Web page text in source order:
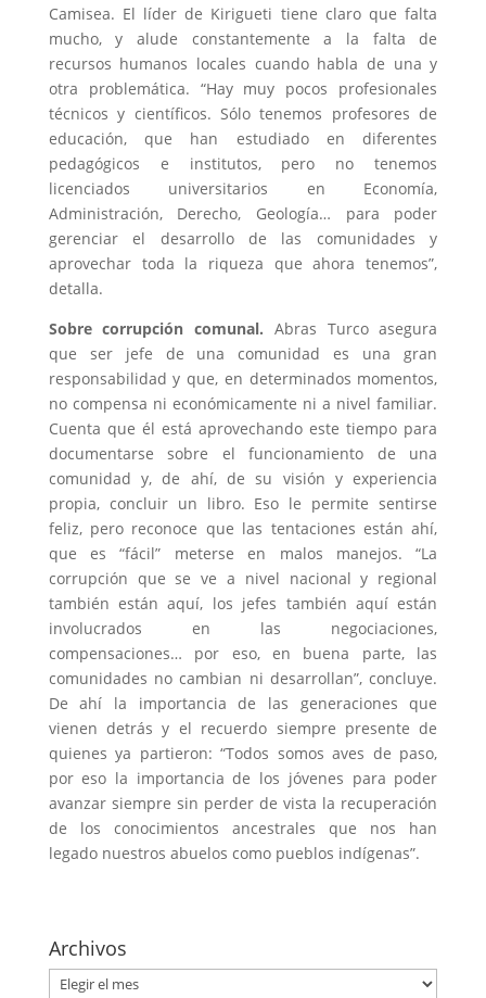
Camisea. El líder de Kirigueti tiene claro que falta
mucho, y alude constantemente a la falta de
recursos humanos locales cuando habla de una y
otra problemática. “Hay muy pocos profesionales
técnicos y científicos. Sólo tenemos profesores de
educación, que han estudiado en diferentes
pedagógicos e institutos, pero no tenemos
licenciados universitarios en Economía,
Administración, Derecho, Geología… para poder
gerenciar el desarrollo de las comunidades y
aprovechar toda la riqueza que ahora tenemos”,
detalla.
Sobre corrupción comunal. Abras Turco asegura
que ser jefe de una comunidad es una gran
responsabilidad y que, en determinados momentos,
no compensa ni económicamente ni a nivel familiar.
Cuenta que él está aprovechando este tiempo para
documentarse sobre el funcionamiento de una
comunidad y, de ahí, de su visión y experiencia
propia, concluir un libro. Eso le permite sentirse
feliz, pero reconoce que las tentaciones están ahí,
que es “fácil” meterse en malos manejos. “La
corrupción que se ve a nivel nacional y regional
también están aquí, los jefes también aquí están
involucrados en las negociaciones,
compensaciones… por eso, en buena parte, las
comunidades no cambian ni desarrollan”, concluye.
De ahí la importancia de las generaciones que
vienen detrás y el recuerdo siempre presente de
quienes ya partieron: “Todos somos aves de paso,
por eso la importancia de los jóvenes para poder
avanzar siempre sin perder de vista la recuperación
de los conocimientos ancestrales que nos han
legado nuestros abuelos como pueblos indígenas”.
Archivos
Archivos